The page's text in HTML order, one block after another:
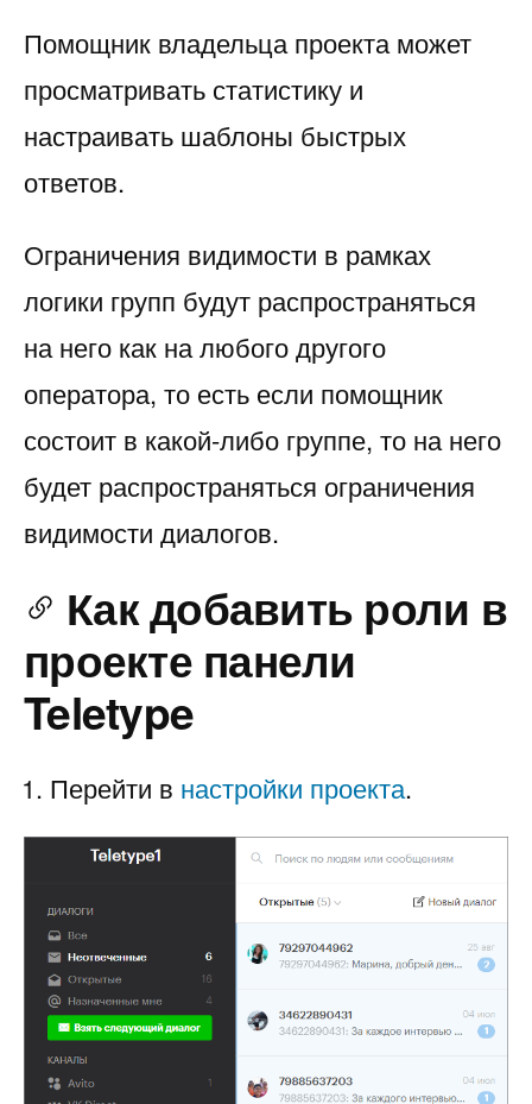
Помощник владельца проекта может
просматривать статистику и
настраивать шаблоны быстрых
ответов.
Ограничения видимости в рамках
логики групп будут распространяться
на него как на любого другого
оператора, то есть если помощник
состоит в какой-либо группе, то на него
будет распространяться ограничения
видимости диалогов.
Как добавить роли в
проекте панели
Teletype
Перейти в настройки проекта.